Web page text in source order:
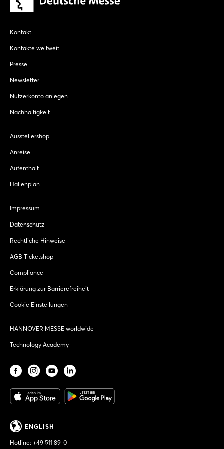
Kontakt
Kontakte weltweit
Presse
Newsletter
Nutzerkonto anlegen
Nachhaltigkeit
Ausstellershop
Anreise
Aufenthalt
Hallenplan
Impressum
Datenschutz
Rechtliche Hinweise
AGB Ticketshop
Compliance
Erklärung zur Barrierefreiheit
Cookie Einstellungen
HANNOVER MESSE worldwide
Technology Academy
ENGLISH
Hotline: +49 511 89-0